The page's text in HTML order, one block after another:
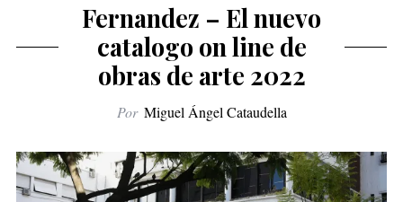
Fernandez – El nuevo
catalogo on line de
obras de arte 2022
Por Miguel Ángel Cataudella